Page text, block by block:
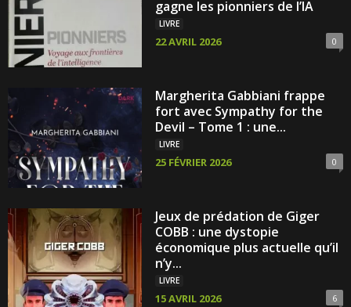
gagne les pionniers de l’IA
LIVRE
22 AVRIL 2026 0
Margherita Gabbiani frappe
fort avec Sympathy for the
Devil – Tome 1 : une...
LIVRE
25 FÉVRIER 2026 0
Jeux de prédation de Giger
COBB : une dystopie
économique plus actuelle qu’il
n’y...
LIVRE
15 AVRIL 2026 6